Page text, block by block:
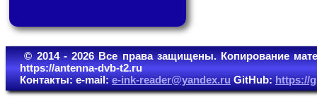
© 2014 - 2026 Все права защищены. Копирование
https://antenna-dvb-t2.ru
Контакты: e-mail:e-ink-reader@yandex.ruGitHub:https://